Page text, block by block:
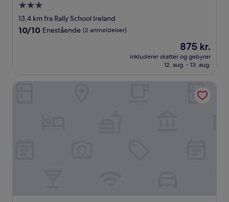
3.0-
stjernet
overnatningssted
13,4 km fra Rally School Ireland
10.0
anmeldelser)
10/10 Enestående (2 anmeldelser)
Prisen
er
875 kr.
875 kr.
inkluderer skatter og gebyrer
12. aug. - 13. aug.